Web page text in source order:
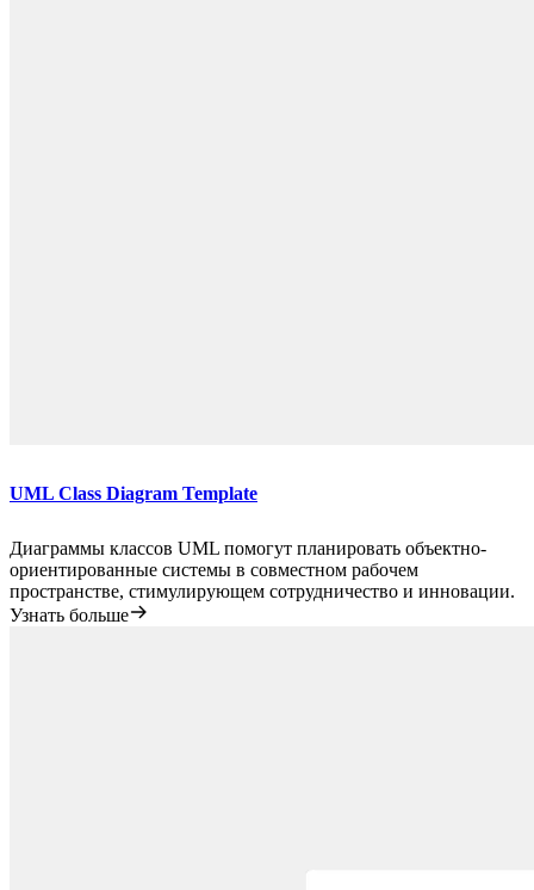
UML Class Diagram Template
Диаграммы классов UML помогут планировать объектно-
ориентированные системы в совместном рабочем
пространстве, стимулирующем сотрудничество и инновации.
Узнать больше